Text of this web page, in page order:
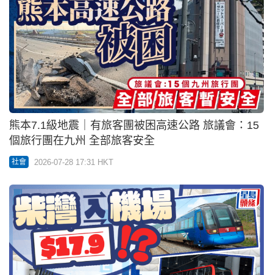
熊本7.1級地震｜有旅客團被困高速公路 旅議會：15
個旅行團在九州 全部旅客安全
社會 2026-07-28 17:31 HKT